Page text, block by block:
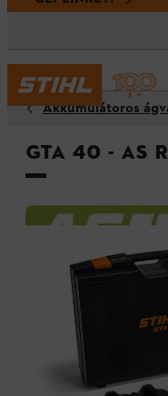
GTA 40 -